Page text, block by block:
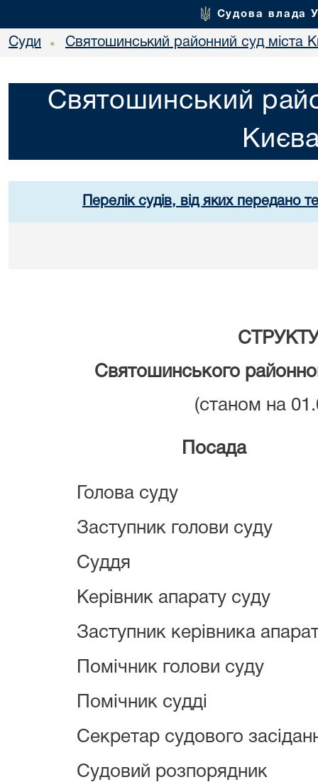
Судова влада
Суди • Святошинський районний суд міста
Святошинський
Перелік судів, від яких передано
Святошинського
(станом на
Посада
Голова суду
Заступник голови суду
Суддя
Керівник апарату суду
Заступник керівника
Помічник голови суду
Помічник судді
Секретар судового
Судовий розпорядник